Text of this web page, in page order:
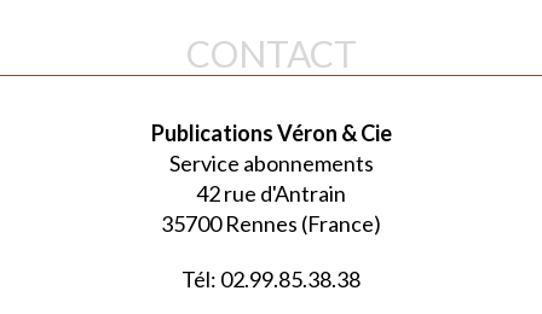
CONTACT
Publications Véron & Cie
Service abonnements
42 rue d'Antrain
35700 Rennes (France)
Tél: 02.99.85.38.38